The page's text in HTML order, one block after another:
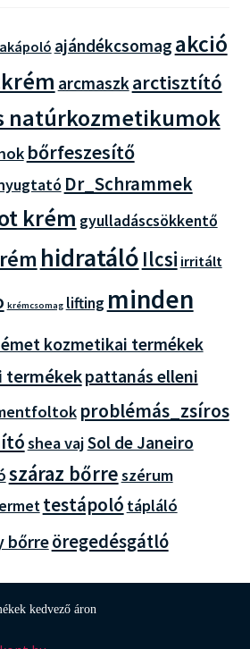
ajándékcsomag akció
arcmaszkarctisztító
natúrkozmetikumok
bőrfeszesítő
Dr_Schrammek
krém gyulladáscsökkentő
hidratáló Ilcsi irritált
krémcsomag lifting minden
kozmetikai termékek
termékekpattanás elleni
problémás_zsíros
shea vajSol de Janeiro
száraz bőrreszérum
testápoló tápláló
bőrreöregedésgátló
kedvező áron